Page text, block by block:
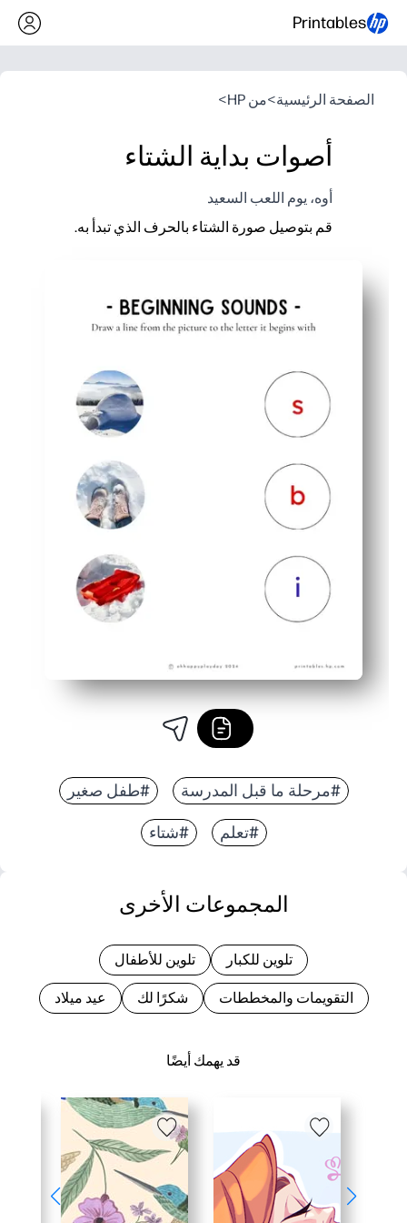
Printables
الصفحة الرئيسية>من HP >
أصوات بداية الشتاء
أوه، يوم اللعب السعيد
قم بتوصيل صورة الشتاء بالحرف الذي تبدأ به.
تحافظ الصور ذات الطابع الشتوي على تفاعل المتعلمين -
سهولة الطباعة والانطلاق - صفحة واحدة، بدون إعداد،
#مرحلة ما قبل المدرسة #طفل صغير
#تعلم #شتاء
قد يهمك أيضًا
المجموعات الأخرى
تلوين للكبار تلوين للأطفال
التقويمات والمخططات شكرًا لك عيد ميلاد